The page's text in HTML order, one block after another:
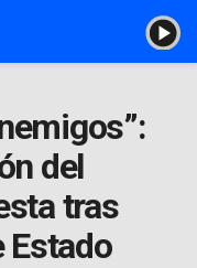
del
tras
Estado